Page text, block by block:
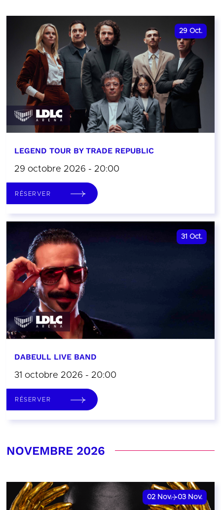
29 Oct.
LEGEND TOUR BY TRADE REPUBLIC
29 octobre 2026 - 20:00
RÉSERVER
31 Oct.
DABEULL LIVE BAND
31 octobre 2026 - 20:00
RÉSERVER
NOVEMBRE 2026
02 Nov. 03 Nov.